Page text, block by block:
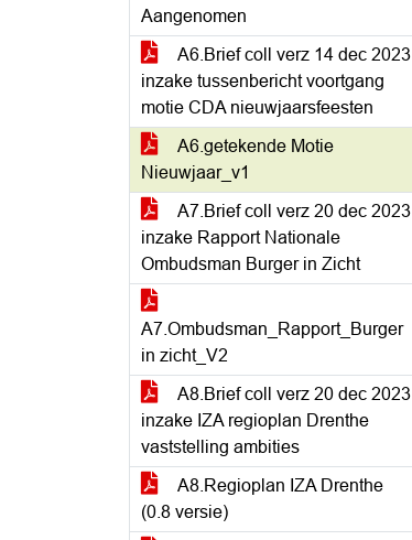
Aangenomen
A6.Brief coll verz 14 dec 2023
inzake tussenbericht voortgang
motie CDA nieuwjaarsfeesten
A6.getekende Motie
Nieuwjaar_v1
A7.Brief coll verz 20 dec 2023
inzake Rapport Nationale
Ombudsman Burger in Zicht
A7.Ombudsman_Rapport_Burger
in zicht_V2
A8.Brief coll verz 20 dec 2023
inzake IZA regioplan Drenthe
vaststelling ambities
A8.Regioplan IZA Drenthe
(0.8 versie)